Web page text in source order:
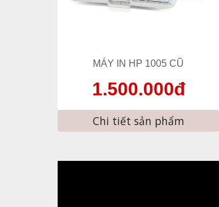
MÁY IN HP 1005 CŨ
1.500.000đ
Chi tiết sản phẩm